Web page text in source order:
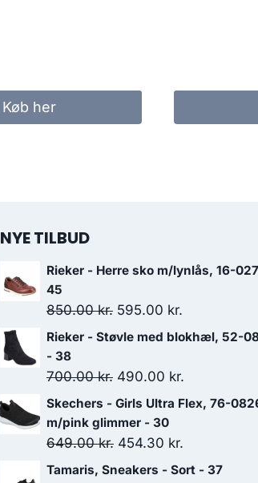
Køb her
NYE TILBUD
Rieker - Herre sko m/lynlås, 16-
45
850.00kr. Den
oprindelige
var:
850.00 kr..
595.00 kr.
aktuelle
595.00 kr..
Rieker - Støvle med blokhæl, 52-
- 38
700.00kr. Den
oprindelige
pris
var:
700.00 kr..
490.00 kr.
aktuelle
490.00 kr..
Skechers - Girls Ultra Flex, 76-
m/pink glimmer - 30
649.00kr. Den
oprindelige
454.30 kr.
aktuelle
Tamaris, Sneakers - Sort - 37